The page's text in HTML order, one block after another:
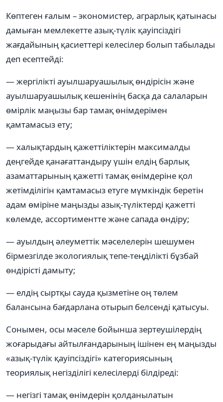
Көптеген ғалым – экономистер, аграрлық қатынасы
дамыған мемлекетте азық-түлік қауіпсіздігі
жағдайының қасиеттері келесілер болып табылады
деп есептейді:
— жергілікті ауылшаруашылық өндірісін және
ауылшаруашылық кешенінің басқа да салаларын
өмірлік маңызы бар тамақ өнімдерімен
қамтамасыз ету;
— халықтардың қажеттіліктерін максималды
деңгейде қанағаттандыру үшін елдің барлық
азаматтарының қажетті тамақ өнімдеріне қол
жетімділігін қамтамасыз етуге мүмкіндік беретін
адам өміріне маңызды азық-түліктерді қажетті
көлемде, ассортиментте және сапада өндіру;
— ауылдың әлеуметтік мәселелерін шешумен
бірмезгілде экологиялық тепе-теңділікті бұзбай
өндірісті дамыту;
— елдің сыртқы сауда қызметіне оң төлем
балансына бағдарлана отырып белсенді қатысуы.
Сонымен, осы мәселе бойынша зертеушілердің
жоғарыдағы айтылғандарының ішінен ең маңызды
«азық-түлік қауіпсіздігі» категориясының
теориялық негізділігі келесілерді білдіреді:
— негізгі тамақ өнімдерін қолданылатын